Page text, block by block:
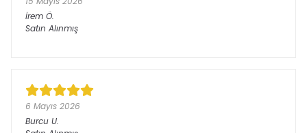
İrem Ö.
Satın Alınmış
6 Mayıs 2026
Burcu U.